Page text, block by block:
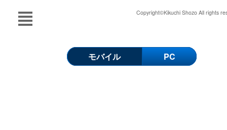
Copyright©Kikuchi Shozo All rights
モバイル PC